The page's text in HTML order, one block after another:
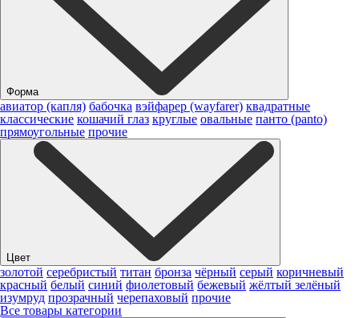
Форма
авиатор (капля) бабочка вэйфарер (wayfarer) квадратные
классические кошачий глаз круглые овальные панто (panto)
прямоугольные прочие
Цвет
золотой серебристый титан бронза чёрный серый коричневый
красный белый синий фиолетовый бежевый жёлтый зелёный
изумруд прозрачный черепаховый прочие
Все товары категории